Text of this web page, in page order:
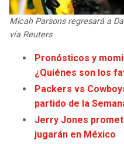
STEELERS
TEXANS
HORNETS
HEAT
WARRIORS
Micah Parsons regresará a
vía Reuters
Pronósticos y
¿Quiénes son los
Packers vs
partido de la
Jerry Jones
jugarán en México